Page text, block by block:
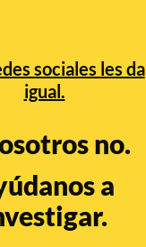
sociales les da
igual.
no.
a